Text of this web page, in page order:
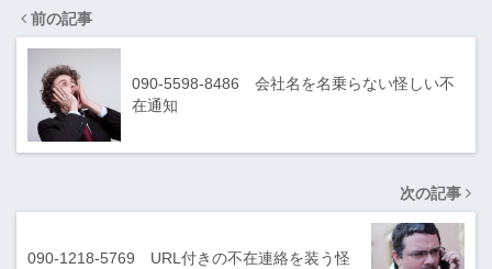
前の記事
090-5598-8486 会社名を名乗らない怪しい不
在通知
次の記事
090-1218-5769 URL付きの不在連絡を装う怪